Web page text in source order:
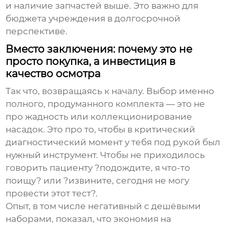
и наличие запчастей выше. Это важно для
бюджета учреждения в долгосрочной
перспективе.
Вместо заключения: почему это не
просто покупка, а инвестиция в
качество осмотра
Так что, возвращаясь к началу. Выбор именно
полного, продуманного комплекта — это не
про жадность или коллекционирование
насадок. Это про то, чтобы в критический
диагностический момент у тебя под рукой был
нужный инструмент. Чтобы не приходилось
говорить пациенту ?подождите, я что-то
поищу? или ?извините, сегодня не могу
провести этот тест?.
Опыт, в том числе негативный с дешёвыми
наборами, показал, что экономия на